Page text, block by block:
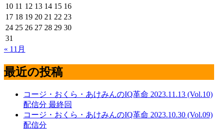
10 11 12 13 14 15 16
17 18 19 20 21 22 23
24 25 26 27 28 29 30
31
« 11月
最近の投稿
コージ・おくら・あけみんのIQ革命 2023.11.13 (Vol.10)
配信分 最終回
コージ・おくら・あけみんのIQ革命 2023.10.30 (Vol.09)
配信分